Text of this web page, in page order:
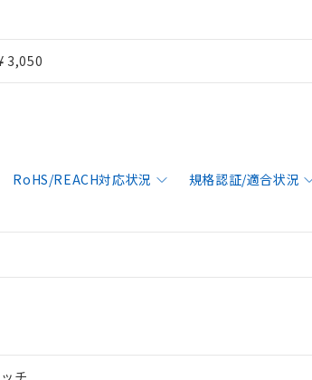
3,050
RoHS/REACH対応状況 規格認証/適合状況
チ